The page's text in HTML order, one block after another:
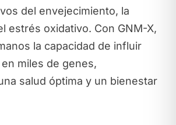
del envejecimiento, la
estrés oxidativo. Con GNM-X,
la capacidad de influir
miles de genes,
salud óptima y un bienestar